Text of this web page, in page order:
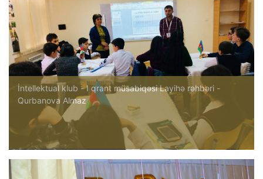
İntellektual klub - I qrant müsabiqəsi Layihə rəhbəri -
Qurbanova Almaz